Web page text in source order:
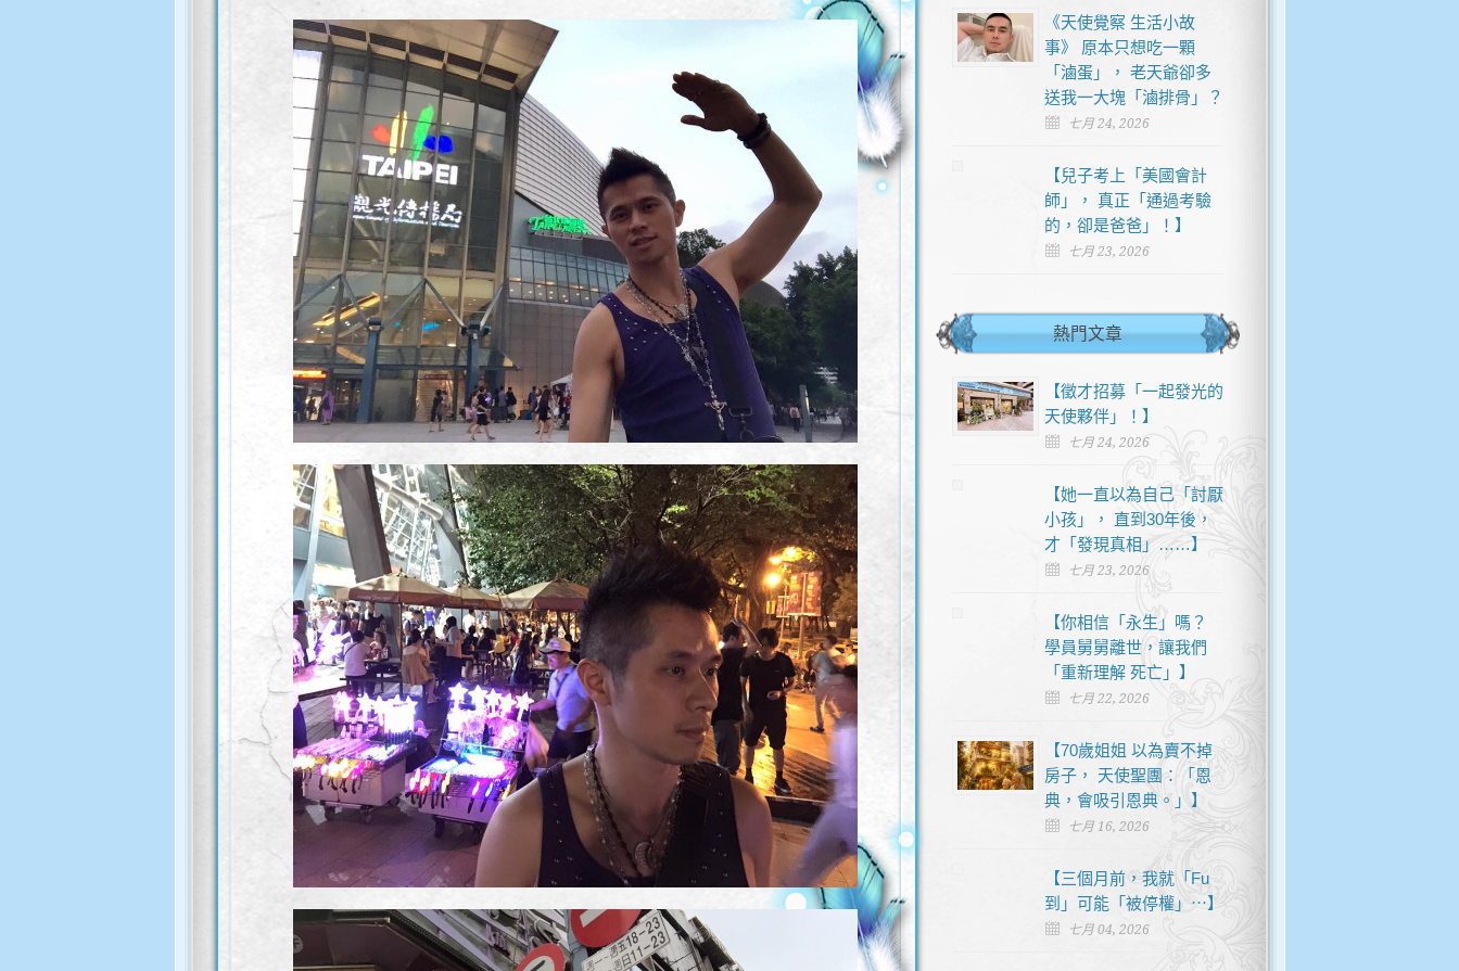
《天使覺察 生活小故
事》 原本只想吃一顆
「滷蛋」， 老天爺卻多
送我一大塊「滷排骨」？
七月 24, 2026
【兒子考上「美國會計
師」， 真正「通過考驗
的，卻是爸爸」！】
七月 23, 2026
熱門文章
【徵才招募「一起發光的
天使夥伴」！】
七月 24, 2026
【她一直以為自己「討厭
小孩」， 直到30年後，
才「發現真相」……】
七月 23, 2026
【你相信「永生」嗎？
學員舅舅離世，讓我們
「重新理解 死亡」】
七月 22, 2026
【70歲姐姐 以為賣不掉
房子， 天使聖團：「恩
典，會吸引恩典。」】
七月 16, 2026
【三個月前，我就「Fu
到」可能「被停權」⋯】
七月 04, 2026